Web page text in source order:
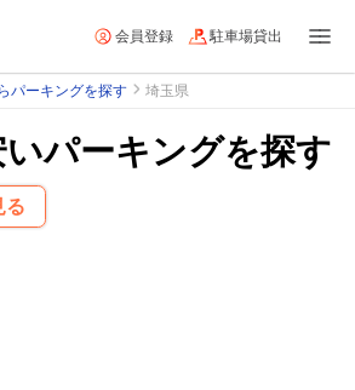
会員登録 駐車場貸出
パーキングを探す 埼玉県
パーキングを探す
る